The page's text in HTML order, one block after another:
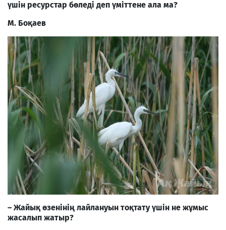
үшін ресурстар бөледі деп үміттене ала ма?
М. Боқаев
– Жайық өзенінің лайлануын тоқтату үшін не жұмыс
жасалып жатыр?